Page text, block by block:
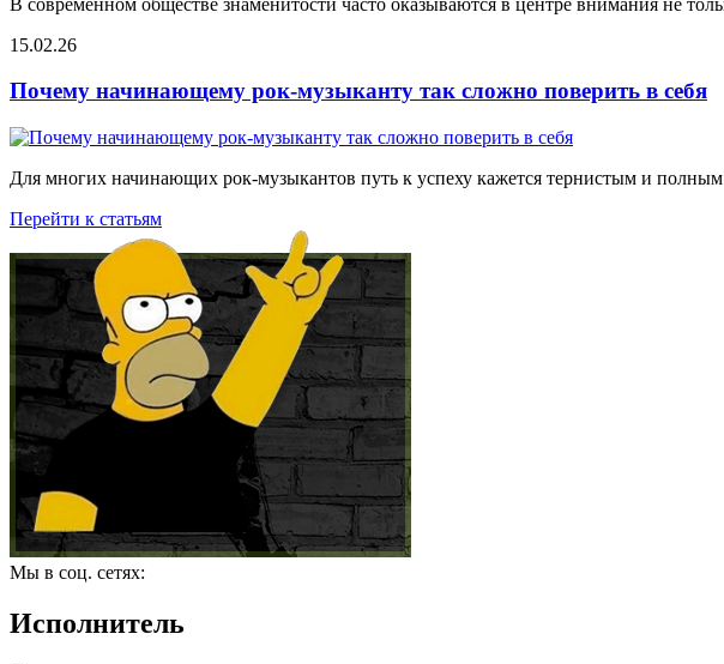
15.02.26
Почему начинающему рок-музыканту так сложно поверить в себя
Для многих начинающих рок-музыкантов путь к успеху кажется тернистым и
Перейти к статьям
Мы в соц. сетях:
Исполнитель